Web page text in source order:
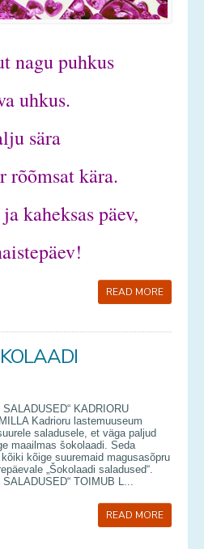
nagu puhkus
uhkus.
sära
rõõmsat kära.
kaheksas päev,
READ MORE
KADRIORU
Kadrioru lastemuuseum
saladusele, et väga paljud
maailmas šokolaadi. Seda
kõige suuremaid magusasõpru
„Šokolaadi saladused“.
TOIMUB L...
READ MORE